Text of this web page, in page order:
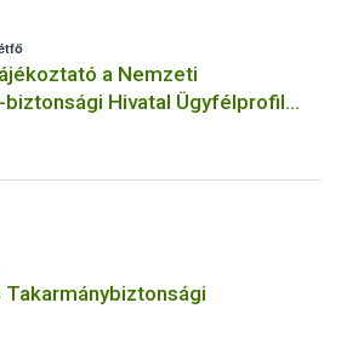
a Nemzeti
Hivatal Ügyfélprofil
melléktermék témakörben
eljárásaihoz kapcsolódó